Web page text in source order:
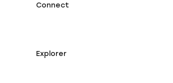
Connect
Explorer